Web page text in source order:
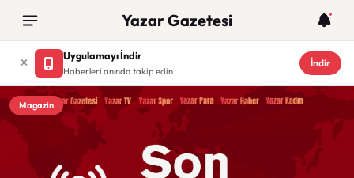
Yazar Gazetesi
Uygulamayı İndir
Haberleri anında takip edin
İndir
Magazin